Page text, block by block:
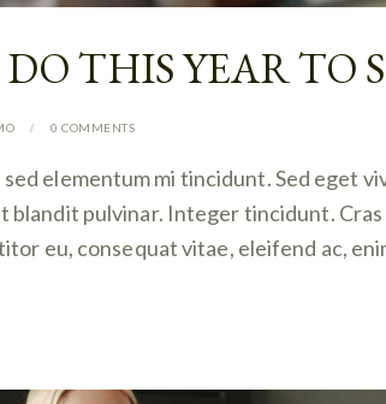
THIS YEAR TO
0 COMMENTS
elementum mi tincidunt. Sed eget
blandit pulvinar. Integer tincidunt.
eu, consequat vitae, eleifend ac,